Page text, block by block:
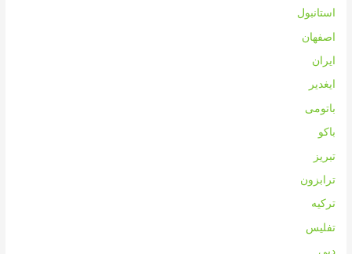
استانبول
اصفهان
ایران
ایغدیر
باتومی
باکو
تبریز
ترابزون
ترکیه
تفلیس
دبی